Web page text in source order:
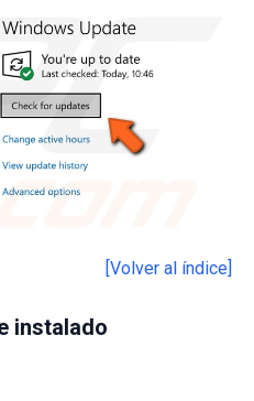
[Volver al índice]
instalado